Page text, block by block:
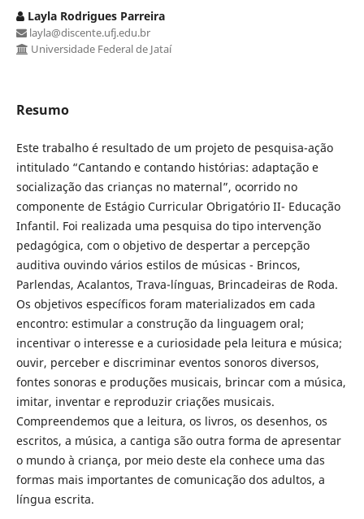
Layla Rodrigues Parreira
layla@discente.ufj.edu.br
Universidade Federal de Jataí
Resumo
Este trabalho é resultado de um projeto de pesquisa-ação
intitulado “Cantando e contando histórias: adaptação e
socialização das crianças no maternal”, ocorrido no
componente de Estágio Curricular Obrigatório II- Educação
Infantil. Foi realizada uma pesquisa do tipo intervenção
pedagógica, com o objetivo de despertar a percepção
auditiva ouvindo vários estilos de músicas - Brincos,
Parlendas, Acalantos, Trava-línguas, Brincadeiras de Roda.
Os objetivos específicos foram materializados em cada
encontro: estimular a construção da linguagem oral;
incentivar o interesse e a curiosidade pela leitura e música;
ouvir, perceber e discriminar eventos sonoros diversos,
fontes sonoras e produções musicais, brincar com a música,
imitar, inventar e reproduzir criações musicais.
Compreendemos que a leitura, os livros, os desenhos, os
escritos, a música, a cantiga são outra forma de apresentar
o mundo à criança, por meio deste ela conhece uma das
formas mais importantes de comunicação dos adultos, a
língua escrita.